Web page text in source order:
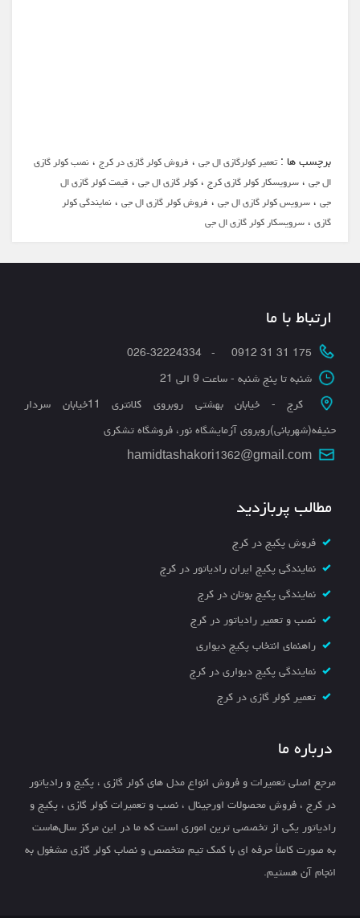
برچسب ها :تعمیر کولرگازی ال جی، فروش کولر گازی در کرج،نصب کولر گازی
ال جی،سرویسکار کولر گازی کرج،کولر گازی ال جی، قیمت کولر گازی ال
جی،سرویس کولر گازی ال جی، فروش کولر گازی ال جی،نمایندگی کولر
گازی،سرویسکار کولر گازی ال جی
ارتباط با ما
175 31 31 0912 - 026-32224334
شنبه تا پنج شنبه - ساعت 9 الی 21
کرج - خیابان بهشتی روبروی کلانتری 11خیابان سردار
حنیفه(شهربانی)روبروی آزمایشگاه نور، فروشگاه تشکری
hamidtashakori1362@gmail.com
مطالب پربازدید
فروش پکیج در کرج
نمایندگی پکیج ایران رادیاتور در کرج
نمایندگی پکیج بوتان در کرج
نصب و تعمیر رادیاتور در کرج
راهنمای انتخاب پکیج دیواری
نمایندگی پکیج دیواری در کرج
تعمیر کولر گازی در کرج
درباره ما
مرجع اصلی تعمیرات و فروش انواع مدل های کولر گازی ، پکیج و رادیاتور
در کرج ، فروش محصولات اورجینال ، نصب و تعمیرات کولر گازی ، پکیج و
رادیاتور یکی از تخصصی ترین اموری است که ما در این مرکز سال‌هاست
به صورت کاملاً حرفه ای با کمک تیم متخصص و نصاب کولر گازی مشغول به
انجام آن هستیم.